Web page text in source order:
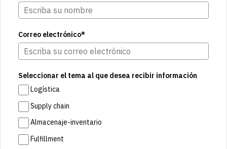
Correo electrónico*
Seleccionar el tema al que desea recibir información
Logística
Supply chain
Almacenaje-inventario
Fulfillment